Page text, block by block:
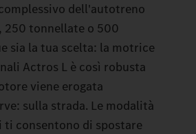
dell'autotreno
250 tonnellate o 500
sia la tua scelta: la motrice
Actros L è così robusta
viene erogata
sulla strada. Le modalità
consentono di spostare